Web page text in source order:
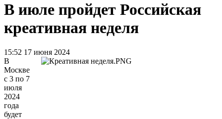
В июле пройдет Российская
креативная неделя
15:52 17 июня 2024
В
Москве
с 3 по 7
июля
2024
года
будет